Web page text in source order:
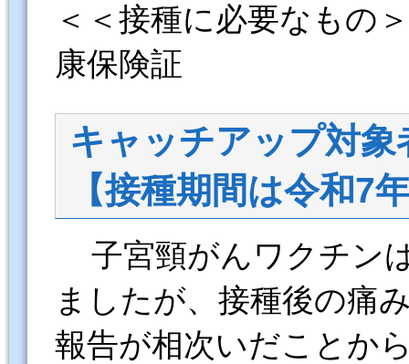
＜＜接種に必要なもの
康保険証
キャッチアップ対
【接種期間は令和7
子宮頸がんワクチン
ましたが、接種後の痛
報告が相次いだことか